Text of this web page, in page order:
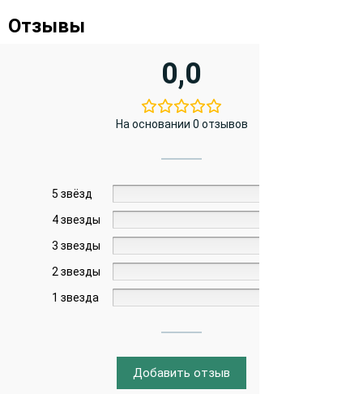
Отзывы
0,0
На основании 0 отзывов
5 звёзд
4 звезды
3 звезды
2 звезды
1 звезда
Добавить отзыв